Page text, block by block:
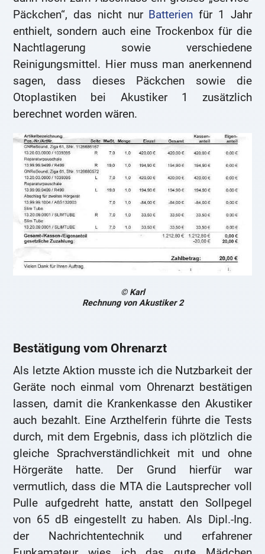
Päckchen“, das nicht nur Batterien für 1 Jahr
enthielt, sondern auch eine Trockenbox für die
Nachtlagerung sowie verschiedene
Reinigungsmittel. Hier muss man anerkennend
sagen, dass dieses Päckchen sowie die
Otoplastiken bei Akustiker 1 zusätzlich
berechnet worden wären.
© Karl
Rechnung von Akustiker 2
Bestätigung vom Ohrenarzt
Als letzte Aktion musste ich die Nutzbarkeit der
Geräte noch einmal vom Ohrenarzt bestätigen
lassen, damit die Krankenkasse den Akustiker
auch bezahlt. Eine Arzthelferin führte die Tests
durch, mit dem Ergebnis, dass ich plötzlich die
gleiche Sprachverständlichkeit mit und ohne
Hörgeräte hatte. Der Grund hierfür war
vermutlich, dass die MTA die Lautsprecher voll
Pulle aufgedreht hatte, anstatt den Sollpegel
von 65 dB eingestellt zu haben. Als Dipl.-Ing.
der Nachrichtentechnik und erfahrener